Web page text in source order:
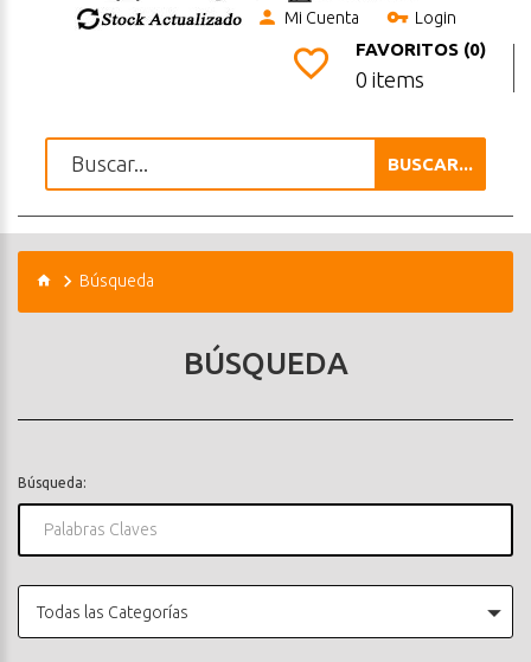
Mi Cuenta Login
FAVORITOS (0)
0 items
BUSCAR...
Búsqueda
BÚSQUEDA
Búsqueda:
Todas las Categorías